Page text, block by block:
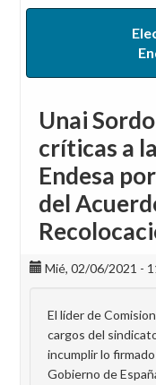
Unai
críticas a
Endesa
del
Mié, 02/06/2021 -
El líder de
cargos del
incumplir lo
Gobierno de